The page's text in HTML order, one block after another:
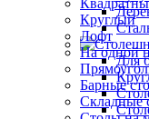
Для
Круглый
Лофт
На одной
Барные
Складные